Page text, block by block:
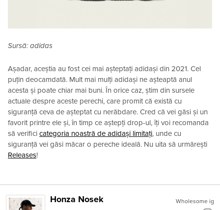
Sursă: adidas
Așadar, aceștia au fost cei mai așteptați adidași din 2021. Cel
puțin deocamdată. Mult mai mulți adidași ne așteaptă anul
acesta și poate chiar mai buni. În orice caz, știm din sursele
actuale despre aceste perechi, care promit că există cu
siguranță ceva de așteptat cu nerăbdare. Cred că vei găsi și un
favorit printre ele și, în timp ce aștepți drop-ul, îți voi recomanda
să verifici categoria noastră de adidași limitați, unde cu
siguranță vei găsi măcar o pereche ideală. Nu uita să urmărești
Releases!
Wholesome ig
Honza Nosek